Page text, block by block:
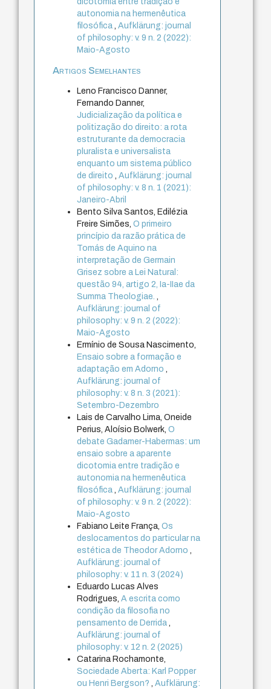
autonomia na hermenêutica
filosófica,Aufklärung: journal
of philosophy: v. 9 n. 2 (2022):
Maio-Agosto
Artigos Semelhantes
Leno Francisco Danner,
Fernando Danner,
Judicialização da política e
politização do direito: a rota
estruturante da democracia
pluralista e universalista
enquanto um sistema público
de direito,Aufklärung: journal
of philosophy: v. 8 n. 1 (2021):
Janeiro-Abril
Bento Silva Santos, Edilézia
Freire Simões,O primeiro
princípio da razão prática de
Tomás de Aquino na
interpretação de Germain
Grisez sobre a Lei Natural:
questão 94, artigo 2, Ia-IIae da
Summa Theologiae.,
Aufklärung: journal of
philosophy: v. 9 n. 2 (2022):
Maio-Agosto
Ermínio de Sousa Nascimento,
Ensaio sobre a formação e
adaptação em Adorno,
Aufklärung: journal of
philosophy: v. 8 n. 3 (2021):
Setembro-Dezembro
Lais de Carvalho Lima, Oneide
Perius, Aloísio Bolwerk,O
debate Gadamer-Habermas: um
ensaio sobre a aparente
dicotomia entre tradição e
autonomia na hermenêutica
filosófica,Aufklärung: journal
of philosophy: v. 9 n. 2 (2022):
Maio-Agosto
Fabiano Leite França,Os
deslocamentos do particular na
estética de Theodor Adorno,
Aufklärung: journal of
philosophy: v. 11 n. 3 (2024)
Eduardo Lucas Alves
Rodrigues,A escrita como
condição da filosofia no
pensamento de Derrida,
Aufklärung: journal of
philosophy: v. 12 n. 2 (2025)
Catarina Rochamonte,
Sociedade Aberta: Karl Popper
ou Henri Bergson?,Aufklärung: